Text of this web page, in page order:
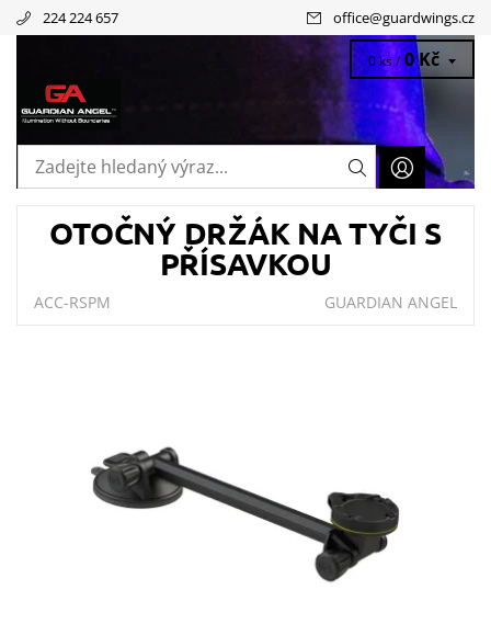
224 224 657 office@guardwings.cz
0 ks / 0 Kč
OTOČNÝ DRŽÁK NA TYČI S
PŘÍSAVKOU
ACC-RSPM GUARDIAN ANGEL